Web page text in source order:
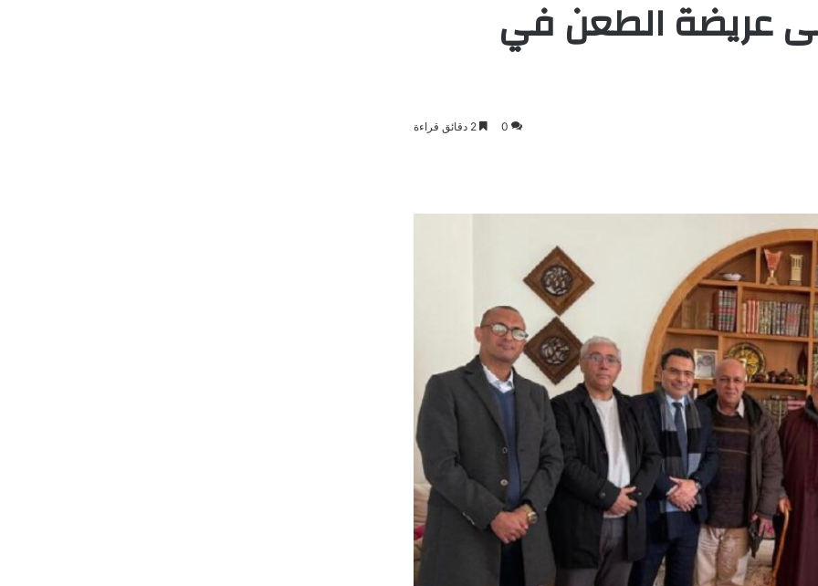
عريضة الطعن في
0